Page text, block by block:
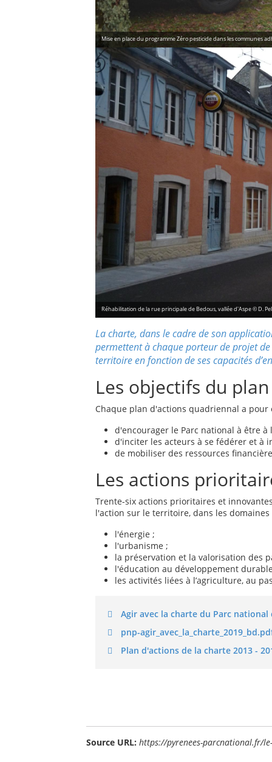
Mise en place du programme Zéro pesticide dans les communes
Réhabilitation de la rue principale de Bedous, vallée d'Aspe © D.
La charte, dans le cadre de son
permettent à chaque porteur de projet
territoire en fonction de ses capacités
Les objectifs du plan
Chaque plan d'actions quadriennal a pour
d'encourager le Parc national à être à
d'inciter les acteurs à se fédérer et à
de mobiliser des ressources
Les actions
Trente-six actions prioritaires et
l'action sur le territoire, dans les domaines
l'énergie ;
l'urbanisme ;
la préservation et la valorisation des
l'éducation au développement
les activités liées à l’agriculture, au
Agir avec la charte du Parc national
pnp-
Plan d'actions de la charte 2013 -
Source URL: https://pyrenees-parcnational.fr/